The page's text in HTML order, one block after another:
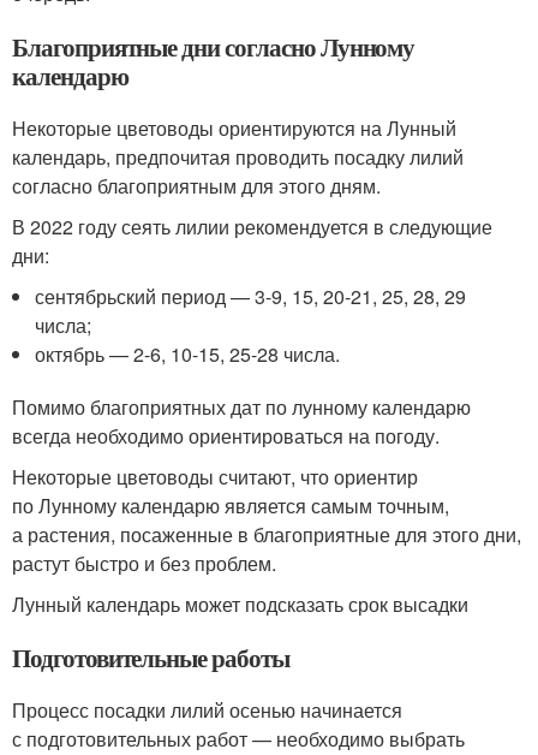
Благоприятные дни согласно Лунному
календарю
Некоторые цветоводы ориентируются на Лунный
календарь, предпочитая проводить посадку лилий
согласно благоприятным для этого дням.
В 2022 году сеять лилии рекомендуется в следующие
дни:
сентябрьский период — 3-9, 15, 20-21, 25, 28, 29
числа;
октябрь — 2-6, 10-15, 25-28 числа.
Помимо благоприятных дат по лунному календарю
всегда необходимо ориентироваться на погоду.
Некоторые цветоводы считают, что ориентир
по Лунному календарю является самым точным,
а растения, посаженные в благоприятные для этого дни,
растут быстро и без проблем.
Лунный календарь может подсказать срок высадки
Подготовительные работы
Процесс посадки лилий осенью начинается
с подготовительных работ — необходимо выбрать